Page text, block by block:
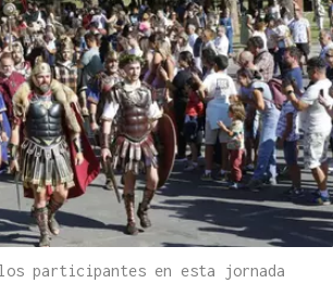
participantes en esta jornada